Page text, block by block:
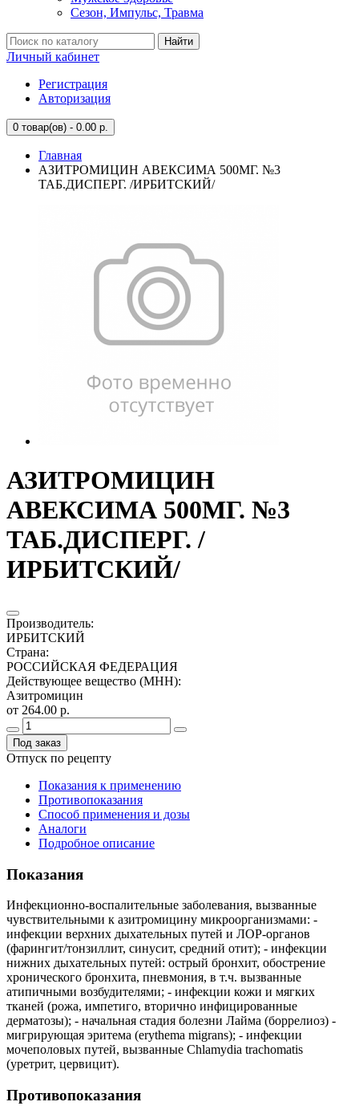
Сезон, Импульс, Травма
Найти
Личный кабинет
Регистрация
Авторизация
0 товар(ов) - 0.00 р.
Главная
АЗИТРОМИЦИН АВЕКСИМА 500МГ. №3
ТАБ.ДИСПЕРГ. /ИРБИТСКИЙ/
АЗИТРОМИЦИН
АВЕКСИМА 500МГ. №3
ТАБ.ДИСПЕРГ. /
ИРБИТСКИЙ/
Производитель:
ИРБИТСКИЙ
Страна:
РОССИЙСКАЯ ФЕДЕРАЦИЯ
Действующее вещество (МНН):
Азитромицин
от 264.00 р.
Под заказ
Отпуск по рецепту
Показания к применению
Противопоказания
Способ применения и дозы
Аналоги
Подробное описание
Показания
Инфекционно-воспалительные заболевания, вызванные
чувствительными к азитромицину микроорганизмами: -
инфекции верхних дыхательных путей и ЛОР-органов
(фарингит/тонзиллит, синусит, средний отит); - инфекции
нижних дыхательных путей: острый бронхит, обострение
хронического бронхита, пневмония, в т.ч. вызванные
атипичными возбудителями; - инфекции кожи и мягких
тканей (рожа, импетиго, вторично инфицированные
дерматозы); - начальная стадия болезни Лайма (боррелиоз) -
мигрирующая эритема (erythema migrans); - инфекции
мочеполовых путей, вызванные Chlamydia trachomatis
(уретрит, цервицит).
Противопоказания